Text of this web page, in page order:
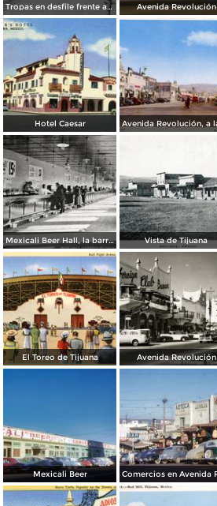
Tropas en desfile frente al Palacio Federal Avenida Revolución
Hotel Caesar
Mexicali Beer Hall, la barra más grande del mundo Vista de Tijuana
El Toreo de Tijuana Avenida Revolución
Mexicali Beer